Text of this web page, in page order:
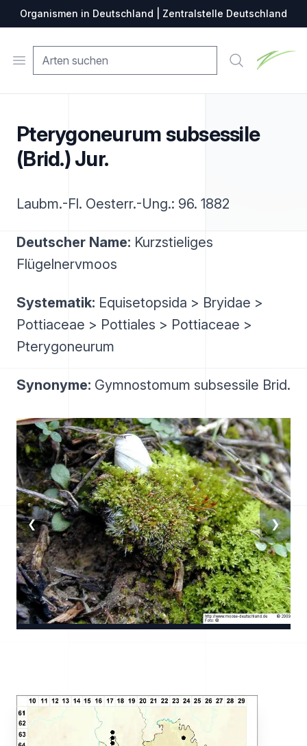
Organismen in Deutschland | Zentralstelle Deutschland
Open menu Suche
Pterygoneurum subsessile
(Brid.) Jur.
Laubm.-Fl. Oesterr.-Ung.: 96. 1882
Deutscher Name: Kurzstieliges
Flügelnervmoos
Systematik: Equisetopsida > Bryidae >
Pottiaceae > Pottiales > Pottiaceae >
Pterygoneurum
Synonyme: Gymnostomum subsessile Brid.
❮ ❯